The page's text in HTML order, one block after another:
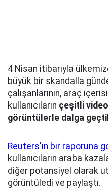
4 Nisan itibarıyla
büyük bir skandalla
çalışanlarının, araç
kullanıcıların çeşitli
görüntülerle dalga
Reuters'ın bir raporuna
kullanıcıların araba
diğer potansiyel olarak
görüntüledi ve paylaştı.